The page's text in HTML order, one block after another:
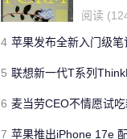
储与 AI
阅读
4 苹果发布全新入门级笔记本电脑
5 联想新一代T系列
6 麦当劳CEO不情愿试吃新品后 汉堡
7 苹果推出iPhone 17e 配备A19处理